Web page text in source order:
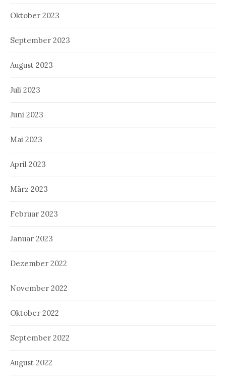
Oktober 2023
September 2023
August 2023
Juli 2023
Juni 2023
Mai 2023
April 2023
März 2023
Februar 2023
Januar 2023
Dezember 2022
November 2022
Oktober 2022
September 2022
August 2022